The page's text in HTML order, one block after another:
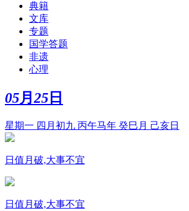
典籍
文库
专题
国学答题
非遗
心理
05月 25 日
星期一 四月初九 丙午马年 癸巳月 己亥日
日值月破,大事不宜
日值月破,大事不宜